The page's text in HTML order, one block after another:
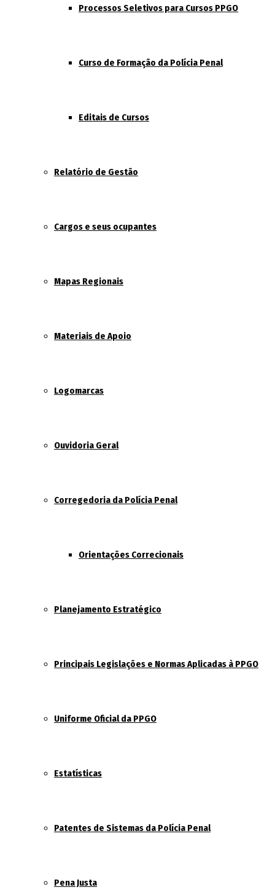
Processos Seletivos para Cursos PPGO
Curso de Formação da Polícia Penal
Editais de Cursos
Relatório de Gestão
Cargos e seus ocupantes
Mapas Regionais
Materiais de Apoio
Logomarcas
Ouvidoria Geral
Corregedoria da Polícia Penal
Orientações Correcionais
Planejamento Estratégico
Principais Legislações e Normas Aplicadas à PPGO
Uniforme Oficial da PPGO
Estatísticas
Patentes de Sistemas da Polícia Penal
Pena Justa